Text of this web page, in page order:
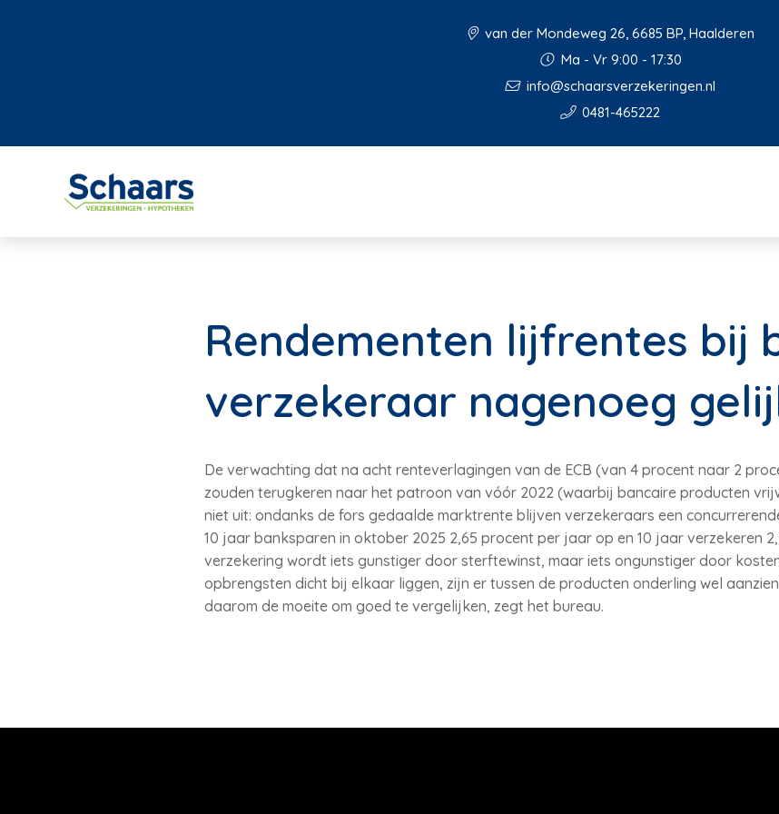
van der Mondeweg 26, 6685 BP, Haalderen
Ma - Vr 9:00 - 17:30
info@schaarsverzekeringen.nl
0481-465222
Rendementen lijfrentes bij
verzekeraar nagenoeg
De verwachting dat na acht renteverlagingen van de ECB (van 4 procent naar 2
zouden terugkeren naar het patroon van vóór 2022 (waarbij bancaire producten
niet uit: ondanks de fors gedaalde marktrente blijven verzekeraars een
10 jaar banksparen in oktober 2025 2,65 procent per jaar op en 10 jaar verzekeren
verzekering wordt iets gunstiger door sterftewinst, maar iets ongunstiger door
opbrengsten dicht bij elkaar liggen, zijn er tussen de producten onderling wel
daarom de moeite om goed te vergelijken, zegt het bureau.